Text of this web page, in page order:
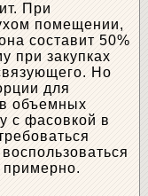
При
помещении,
составит 50%
при закупках
Но
для
объемных
с фасовкой в
примерно.